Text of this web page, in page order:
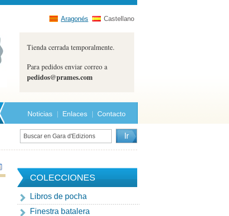
Aragonés Castellano
Tienda cerrada temporalmente.
Para pedidos enviar correo a
pedidos@prames.com
Noticias Enlaces Contacto
COLECCIONES
Libros de pocha
Finestra batalera